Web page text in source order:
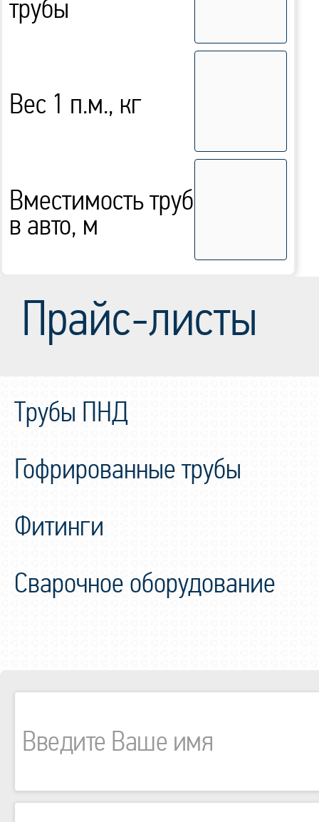
трубы
Вес 1 п.м., кг
Вместимость труб
в авто, м
Прайс-листы
Трубы ПНД
Гофрированные трубы
Фитинги
Сварочное оборудование